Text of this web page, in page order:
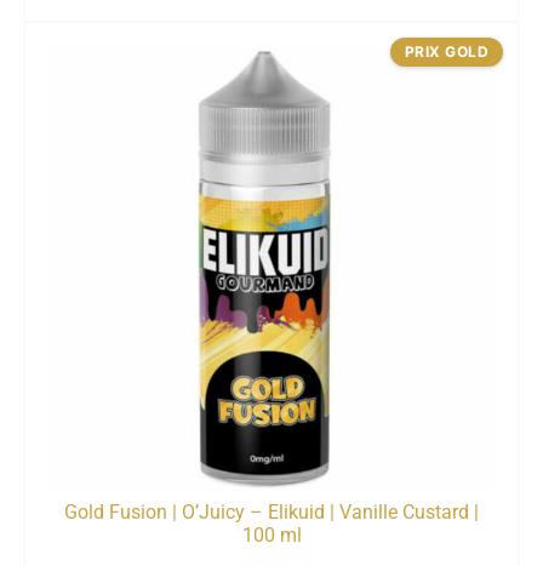
Gold Fusion | O’Juicy – Elikuid | Vanille Custard |
100 ml
PRIX GOLD